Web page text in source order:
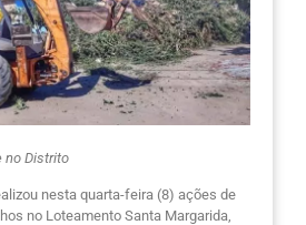
no Distrito
nesta quarta-feira (8) ações de
no Loteamento Santa Margarida,